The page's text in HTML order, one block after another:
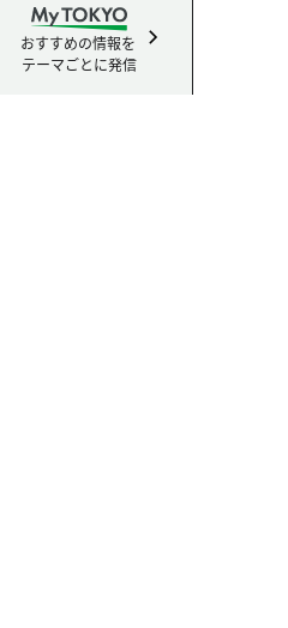
おすすめの情報を
テーマごとに発信